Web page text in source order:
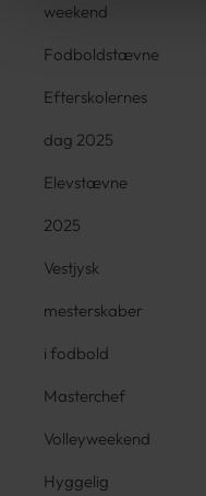
weekend
Fodboldstævne
Efterskolernes
dag 2025
Elevstævne
2025
Vestjysk
mesterskaber
i fodbold
Masterchef
Volleyweekend
Hyggelig